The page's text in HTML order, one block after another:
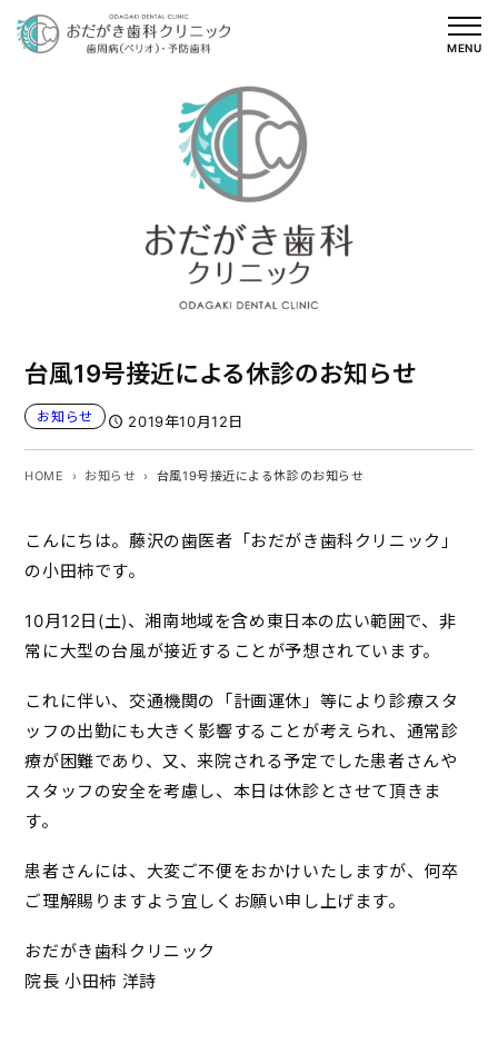
MENU
台風19号接近による休診のお知らせ
お知らせ 2019年10月12日
HOME お知らせ 台風19号接近による休診のお知らせ
こんにちは。藤沢の歯医者「おだがき歯科クリニック」
の小田柿です。
10月12日(土)、湘南地域を含め東日本の広い範囲で、非
常に大型の台風が接近することが予想されています。
これに伴い、交通機関の「計画運休」等により診療スタ
ッフの出勤にも大きく影響することが考えられ、通常診
療が困難であり、又、来院される予定でした患者さんや
スタッフの安全を考慮し、本日は休診とさせて頂きま
す。
患者さんには、大変ご不便をおかけいたしますが、何卒
ご理解賜りますよう宜しくお願い申し上げます。
おだがき歯科クリニック
院長 小田柿 洋詩